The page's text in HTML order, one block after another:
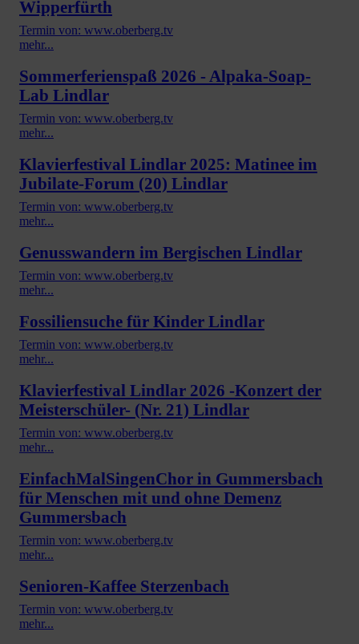
Wipperfürth
Termin von: www.oberberg.tv
mehr...
Sommerferienspaß 2026 - Alpaka-Soap-
Lab Lindlar
Termin von: www.oberberg.tv
mehr...
Klavierfestival Lindlar 2025: Matinee im
Jubilate-Forum (20) Lindlar
Termin von: www.oberberg.tv
mehr...
Genusswandern im Bergischen Lindlar
Termin von: www.oberberg.tv
mehr...
Fossiliensuche für Kinder Lindlar
Termin von: www.oberberg.tv
mehr...
Klavierfestival Lindlar 2026 -Konzert der
Meisterschüler- (Nr. 21) Lindlar
Termin von: www.oberberg.tv
mehr...
EinfachMalSingenChor in Gummersbach
für Menschen mit und ohne Demenz
Gummersbach
Termin von: www.oberberg.tv
mehr...
Senioren-Kaffee Sterzenbach
Termin von: www.oberberg.tv
mehr...